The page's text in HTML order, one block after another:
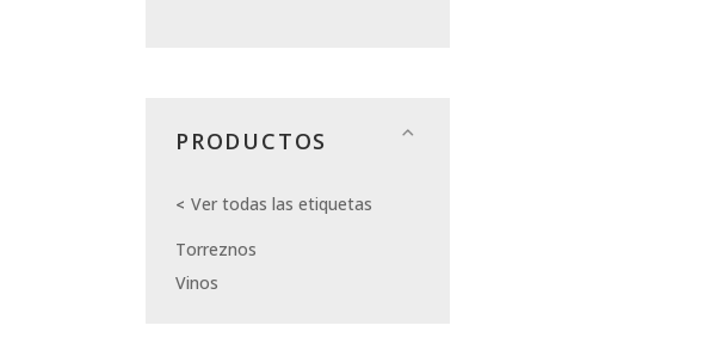
PRODUCTOS
Ver todas las etiquetas
Torreznos
Vinos